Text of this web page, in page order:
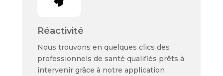
Réactivité
Nous trouvons en quelques clics des
professionnels de santé qualifiés prêts à
intervenir grâce à notre application